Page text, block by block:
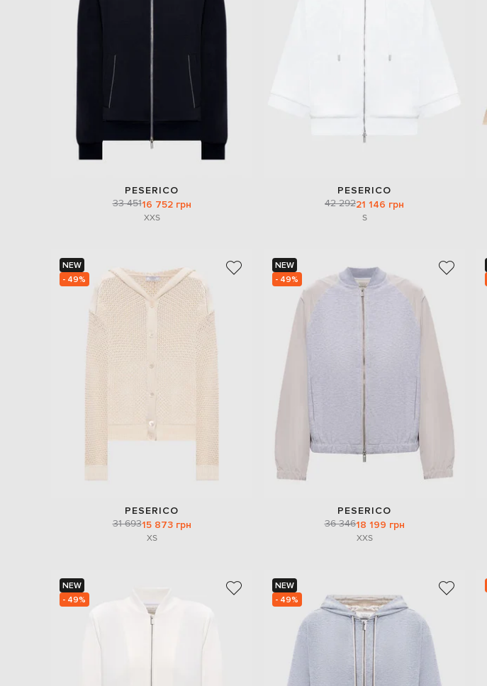
PESERICO
33 45116 752 грн
XXS
PESERICO
42 29221 146 грн
S
NEW
- 49%
PESERICO
31 69315 873 грн
XS
NEW
- 49%
PESERICO
36 34618 199 грн
XXS
NEW
- 49%
NEW
- 49%